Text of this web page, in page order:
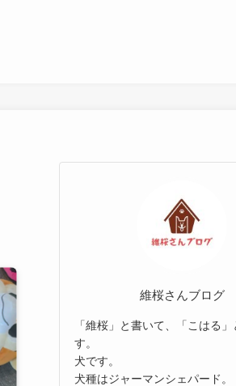
維桜さんブログ
「維桜」と書いて、「こはる」
す。
犬です。
犬種はジャーマンシェパード。